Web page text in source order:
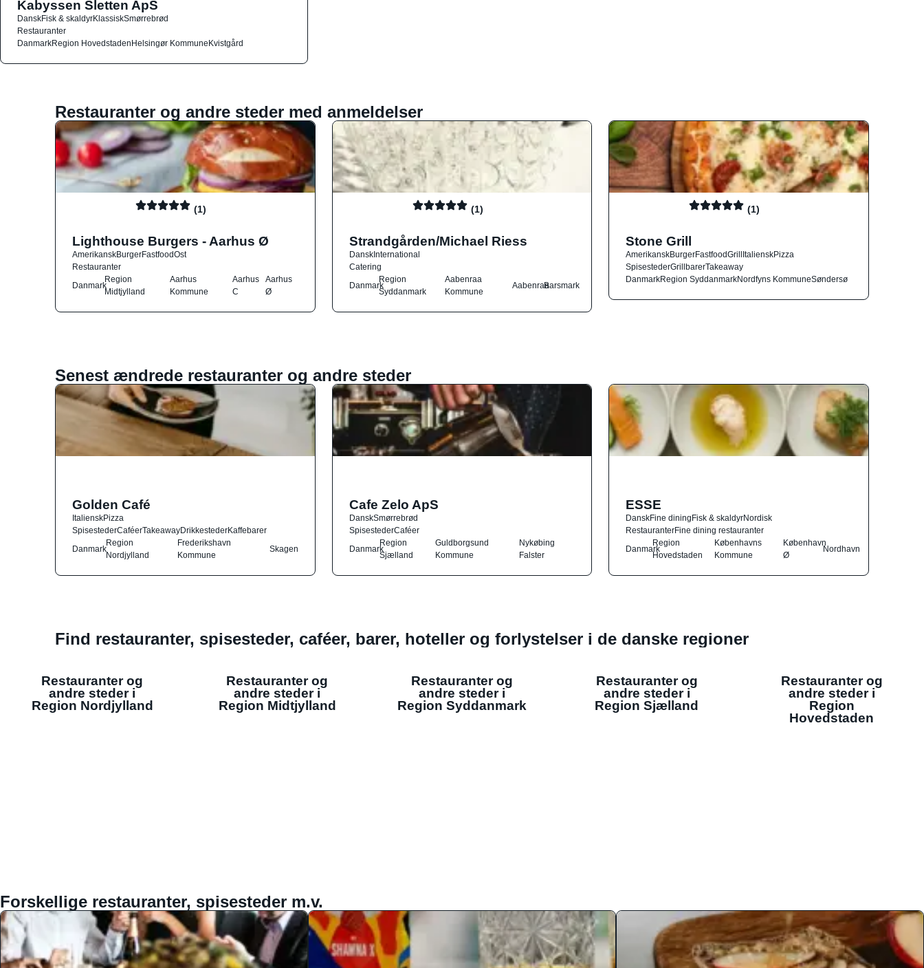
Kabyssen Sletten ApS
DanskFisk & skaldyrKlassiskSmørrebrød
Restauranter
DanmarkRegion HovedstadenHelsingør KommuneKvistgård
Restauranter og andre steder med anmeldelser
(1)
Lighthouse Burgers - Aarhus Ø
AmerikanskBurgerFastfoodOst
Restauranter
Danmark
Region
Midtjylland
Aarhus
Kommune
Aarhus
C
Aarhus
Ø
(1)
Strandgården/Michael Riess
DanskInternational
Catering
Danmark
Region
Syddanmark
Aabenraa
Kommune
AabenraaBarsmark
(1)
Stone Grill
AmerikanskBurgerFastfoodGrillItalienskPizza
SpisestederGrillbarerTakeaway
DanmarkRegion SyddanmarkNordfyns KommuneSøndersø
Senest ændrede restauranter og andre steder
Golden Café
ItalienskPizza
SpisestederCaféerTakeawayDrikkestederKaffebarer
Danmark
Region
Nordjylland
Frederikshavn
Kommune
Skagen
Cafe Zelo ApS
DanskSmørrebrød
SpisestederCaféer
Danmark
Region
Sjælland
Guldborgsund
Kommune
Nykøbing
Falster
ESSE
DanskFine diningFisk & skaldyrNordisk
RestauranterFine dining restauranter
Danmark
Region
Hovedstaden
Københavns
Kommune
København
Ø
Nordhavn
Find restauranter, spisesteder, caféer, barer, hoteller og forlystelser i de danske regioner
Restauranter og
andre steder i
Region Nordjylland
Restauranter og
andre steder i
Region Midtjylland
Restauranter og
andre steder i
Region Syddanmark
Restauranter og
andre steder i
Region Sjælland
Restauranter og
andre steder i
Region
Hovedstaden
Forskellige restauranter, spisesteder m.v.